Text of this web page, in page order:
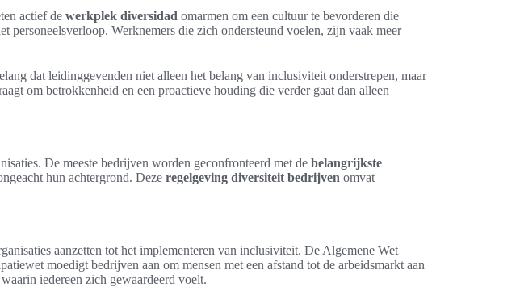
actief de werkplek diversidad omarmen om een cultuur te bevorderen die
Werknemers die zich ondersteund voelen, zijn vaak meer
dat leidinggevenden niet alleen het belang van inclusiviteit onderstrepen, maar
om betrokkenheid en een proactieve houding die verder gaat dan alleen
De meeste bedrijven worden geconfronteerd met de belangrijkste
hun achtergrond. Deze regelgeving diversiteit bedrijven omvat
aanzetten tot het implementeren van inclusiviteit. De Algemene Wet
moedigt bedrijven aan om mensen met een afstand tot de arbeidsmarkt aan
iedereen zich gewaardeerd voelt.